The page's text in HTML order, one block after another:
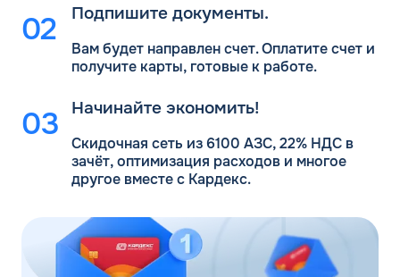
Подпишите документы.
Вам будет направлен счет. Оплатите счет и
получите карты, готовые к работе.
Начинайте экономить!
Скидочная сеть из 6100 АЗС, 22% НДС в
зачёт, оптимизация расходов и многое
другое вместе с Кардекс.